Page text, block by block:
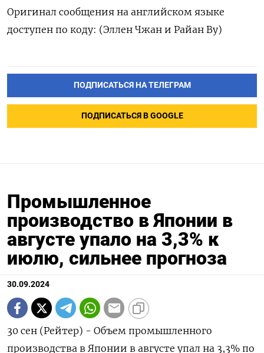
Оригинал сообщения на английском языке
доступен по коду: (Эллен Чжан и Райан Ву)
ПОДПИСАТЬСЯ НА ТЕЛЕГРАМ
ПОДПИСАТЬСЯ В GOOGLE
Промышленное
производство в Японии в
августе упало на 3,3% к
июлю, сильнее прогноза
30.09.2024
30 сен (Рейтер) - Объем промышленного
производства в Японии в августе упал на 3,3% по